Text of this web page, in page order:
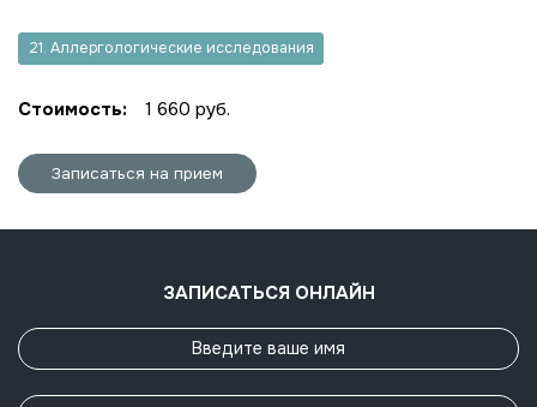
21. Аллергологические исследования
Стоимость: 1 660 руб.
Записаться на прием
ЗАПИСАТЬСЯ ОНЛАЙН